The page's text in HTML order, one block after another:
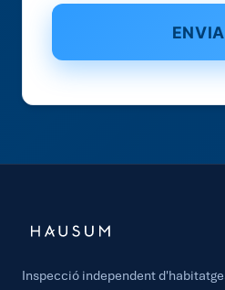
Inspecció independent